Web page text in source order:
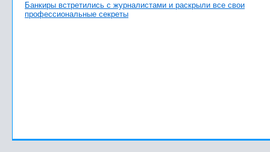
Банкиры встретились с журналистами и раскрыли все свои
профессиональные секреты